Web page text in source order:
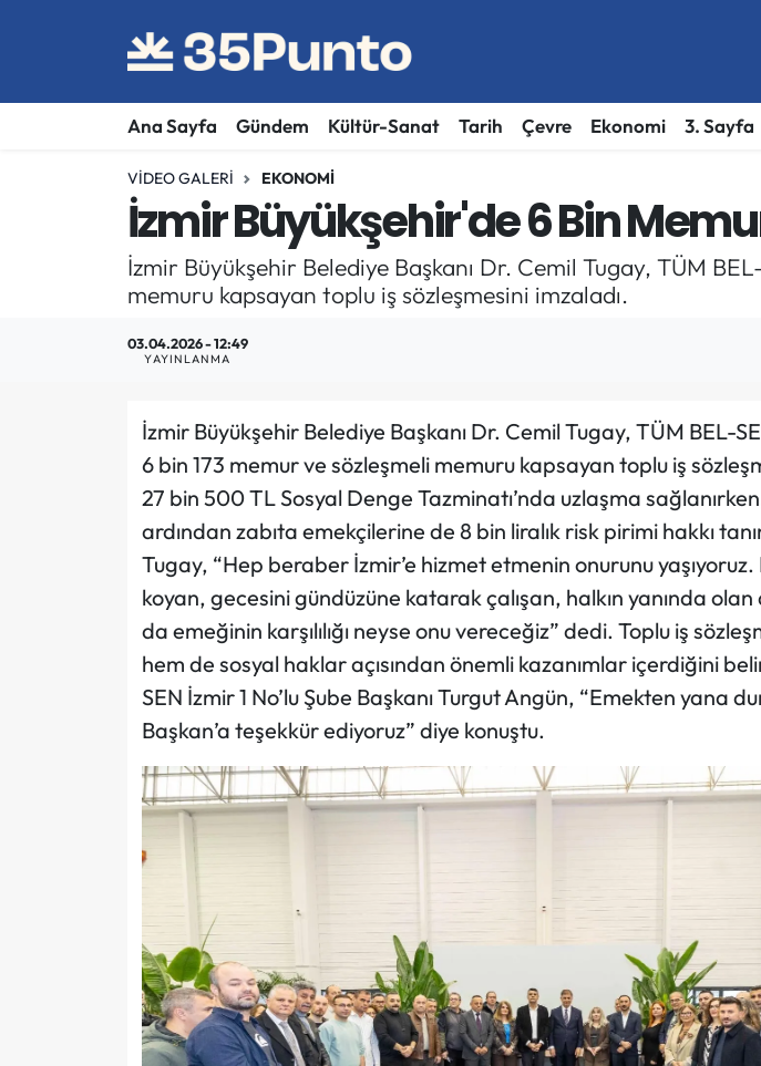
Ana Sayfa Gündem Kültür-Sanat Tarih Çevre Ekonomi 3. Sayfa
VIDEO GALERI EKONOMI
İzmir Büyükşehir'de 6 Bin
İzmir Büyükşehir Belediye Başkanı Dr. Cemil Tugay, TÜM
memuru kapsayan toplu iş sözleşmesini imzaladı.
03.04.2026 - 12:49
YAYINLANMA
İzmir Büyükşehir Belediye Başkanı Dr. Cemil Tugay, TÜM BEL-
6 bin 173 memur ve sözleşmeli memuru kapsayan toplu iş
27 bin 500 TL Sosyal Denge Tazminatı’nda uzlaşma
ardından zabıta emekçilerine de 8 bin liralık risk pirimi hakkı
Tugay, “Hep beraber İzmir’e hizmet etmenin onurunu
koyan, gecesini gündüzüne katarak çalışan, halkın yanında olan
da emeğinin karşılılığı neyse onu vereceğiz” dedi. Toplu iş
hem de sosyal haklar açısından önemli kazanımlar içerdiğini
SEN İzmir 1 No’lu Şube Başkanı Turgut Angün, “Emekten yana
Başkan’a teşekkür ediyoruz” diye konuştu.